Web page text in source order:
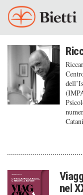
nel